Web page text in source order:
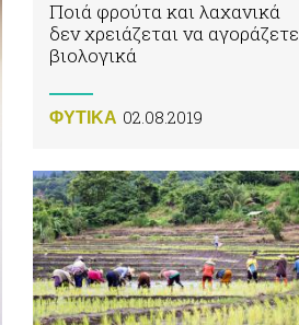
Ποιά φρούτα και λαχανικά
δεν χρειάζεται να αγοράζετε
βιολογικά
ΦΥΤΙΚA 02.08.2019